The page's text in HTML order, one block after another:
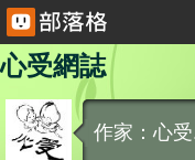
心受網誌
作家：心